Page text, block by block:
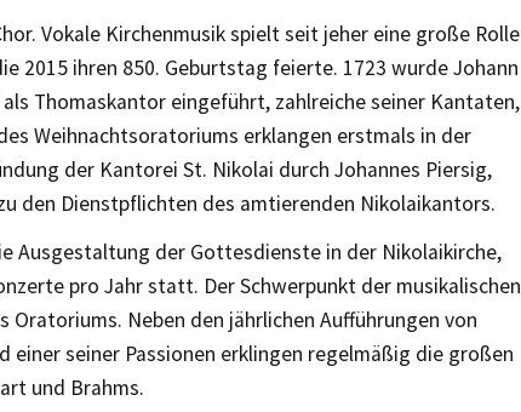
Vokale Kirchenmusik spielt seit jeher eine große Rolle
2015 ihren 850. Geburtstag feierte. 1723 wurde Johann
Thomaskantor eingeführt, zahlreiche seiner Kantaten,
Weihnachtsoratoriums erklangen erstmals in der
der Kantorei St. Nikolai durch Johannes Piersig,
den Dienstpflichten des amtierenden Nikolaikantors.
Ausgestaltung der Gottesdienste in der Nikolaikirche,
pro Jahr statt. Der Schwerpunkt der musikalischen
Neben den jährlichen Aufführungen von
einer seiner Passionen erklingen regelmäßig die großen
und Brahms.